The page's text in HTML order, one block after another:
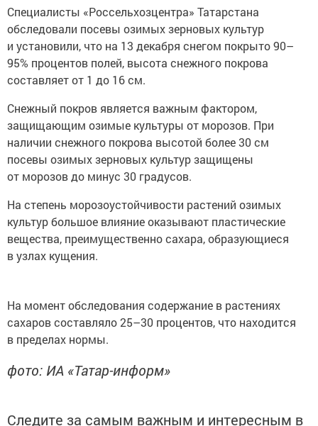
Специалисты «Россельхозцентра» Татарстана
обследовали посевы озимых зерновых культур
и установили, что на 13 декабря снегом покрыто 90–
95% процентов полей, высота снежного покрова
составляет от 1 до 16 см.
Снежный покров является важным фактором,
защищающим озимые культуры от морозов. При
наличии снежного покрова высотой более 30 см
посевы озимых зерновых культур защищены
от морозов до минус 30 градусов.
На степень морозоустойчивости растений озимых
культур большое влияние оказывают пластические
вещества, преимущественно сахара, образующиеся
в узлах кущения.
На момент обследования содержание в растениях
сахаров составляло 25–30 процентов, что находится
в пределах нормы.
фото: ИА «Татар-информ»
Следите за самым важным и интересным в